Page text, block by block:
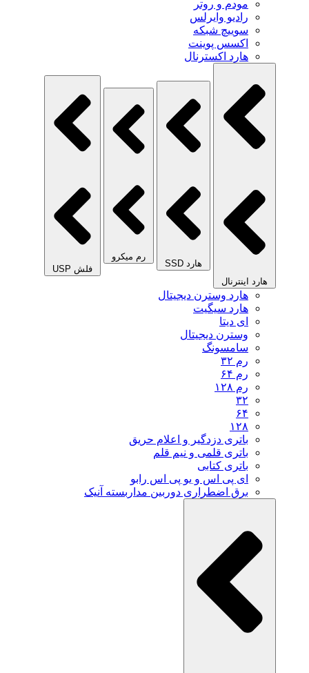
مودم و روتر
رادیو وایرلس
سوییچ شبکه
اکسس پوینت
هارد اکسترنال
هارد اینترنال
هارد SSD
رم میکرو
فلش USP
هارد وسترن دیجیتال
هارد سیگیت
ای دیتا
وسترن دیجیتال
سامسونگ
رم ۳۲
رم ۶۴
رم ۱۲۸
۳۲
۶۴
۱۲۸
باتری دزدگیر و اعلام حریق
باتری قلمی و نیم قلم
باتری کتابی
ای پی اس و یو پی اس رابو
برق اضطراری دوربین مداربسته آنیک